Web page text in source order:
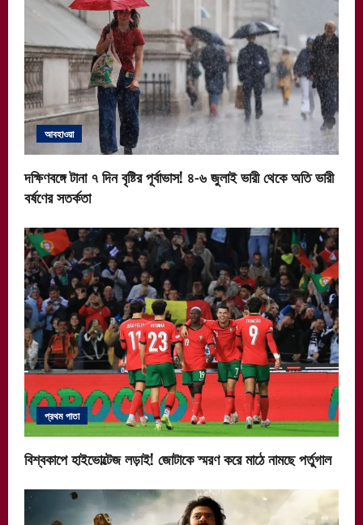
আবহাওয়া
দক্ষিণবঙ্গে টানা ৭ দিন বৃষ্টির পূর্বাভাস! ৪-৬ জুলাই ভারী থেকে অতি ভারী
বর্ষণের সতর্কতা
প্রথম পাতা
বিশ্বকাপে হাইভোল্টেজ লড়াই! জোটাকে স্মরণ করে মাঠে নামছে পর্তুগাল